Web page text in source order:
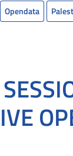
Opendata